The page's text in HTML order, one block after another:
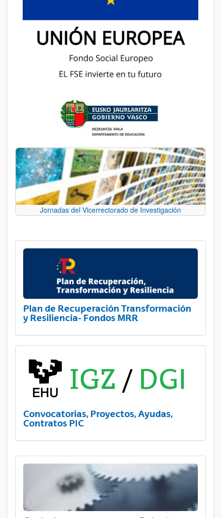
Jornadas del Vicerrectorado de Investigación
Plan de Recuperación Transformación
y Resiliencia- Fondos MRR
Convocatorias, Proyectos, Ayudas,
Contratos PIC